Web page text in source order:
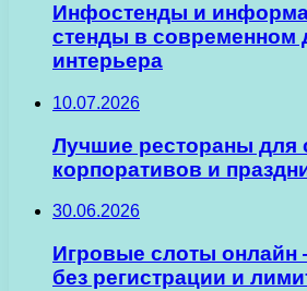
Инфостенды и
стенды в современном
интерьера
10.07.2026
Лучшие рестораны для
корпоративов и
30.06.2026
Игровые слоты онлайн
без регистрации и